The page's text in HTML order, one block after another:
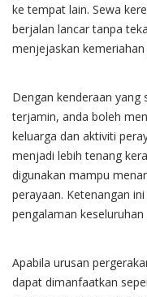
ke tempat lain. Sewa
berjalan lancar tanpa
menjejaskan kemeriahan
Dengan kenderaan yang
terjamin, anda boleh
keluarga dan aktiviti
menjadi lebih tenang
digunakan mampu
perayaan. Ketenangan
pengalaman keseluruhan
Apabila urusan
dapat dimanfaatkan